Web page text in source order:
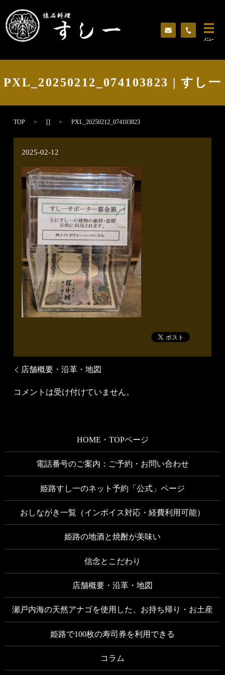
ﾒﾆｭｰ
PXL_20250212_074103823 | すし一
TOP [] PXL_20250212_074103823
2025-02-12
店舗概要・沿革・地図
コメントは受け付けていません。
HOME・TOPページ
電話番号のご案内：ご予約・お問い合わせ
姫路すし一のネット予約「公式」ページ
おしながき一覧（インボイス対応・経費利用可能）
姫路の地酒と焼酎が美味い
信念とこだわり
店舗概要・沿革・地図
瀬戸内海の天然アナゴを使用した、お持ち帰り・お土産
姫路で100枚の寿司券を利用できる
コラム